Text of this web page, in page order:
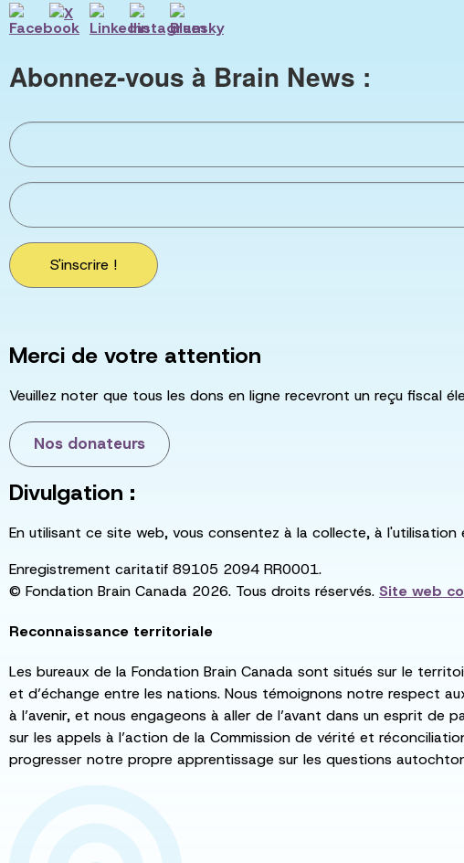
Abonnez-vous à Brain News :
S'inscrire !
Merci de votre attention
Veuillez noter que tous les dons en ligne recevront un reçu fiscal
Nos donateurs
Divulgation :
En utilisant ce site web, vous consentez à la collecte, à
Enregistrement caritatif 89105 2094 RR0001.
© Fondation Brain Canada 2026. Tous droits réservés. Site web
Reconnaissance territoriale
Les bureaux de la Fondation Brain Canada sont situés sur le
et d’échange entre les nations. Nous témoignons notre respect
à l’avenir, et nous engageons à aller de l’avant dans un esprit
sur les appels à l’action de la Commission de vérité et
progresser notre propre apprentissage sur les questions